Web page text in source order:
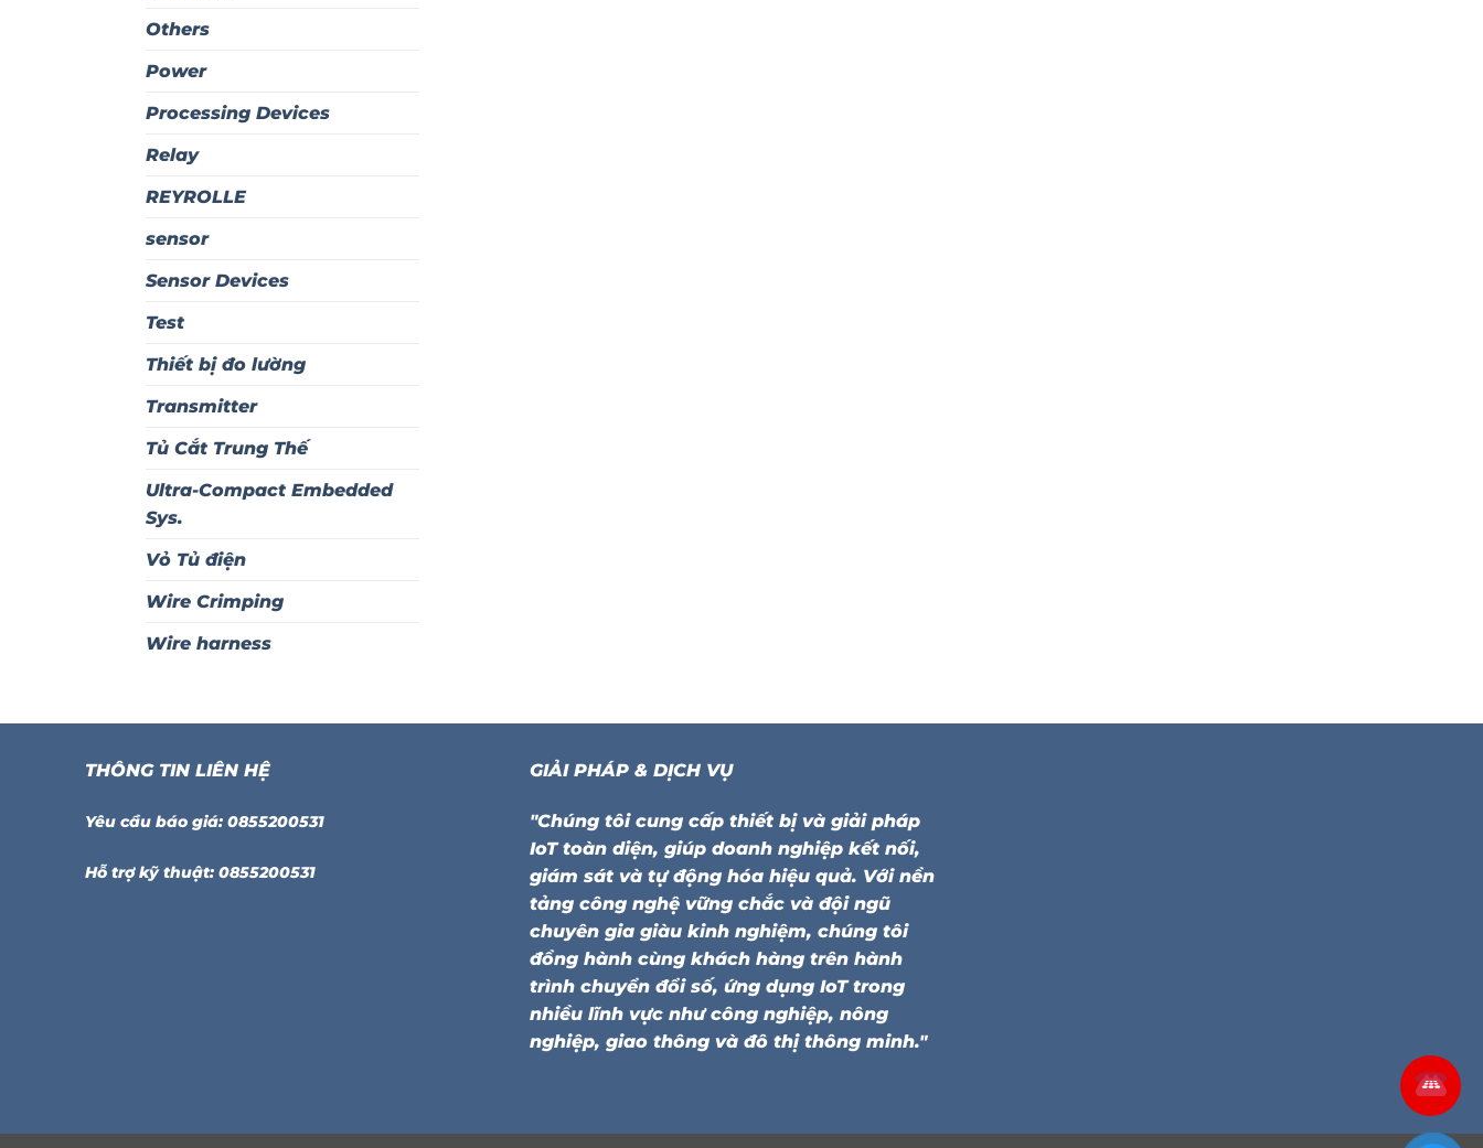
Others
Power
Processing Devices
Relay
REYROLLE
sensor
Sensor Devices
Test
Thiết bị đo lường
Transmitter
Tủ Cắt Trung Thế
Ultra-Compact Embedded
Sys.
Vỏ Tủ điện
Wire Crimping
Wire harness
THÔNG TIN LIÊN HỆ
Yêu cầu báo giá: 0855200531
Hỗ trợ kỹ thuật: 0855200531
GIẢI PHÁP & DỊCH VỤ
"Chúng tôi cung cấp thiết bị và giải pháp
IoT toàn diện, giúp doanh nghiệp kết nối,
giám sát và tự động hóa hiệu quả. Với nền
tảng công nghệ vững chắc và đội ngũ
chuyên gia giàu kinh nghiệm, chúng tôi
đồng hành cùng khách hàng trên hành
trình chuyển đổi số, ứng dụng IoT trong
nhiều lĩnh vực như công nghiệp, nông
nghiệp, giao thông và đô thị thông minh."